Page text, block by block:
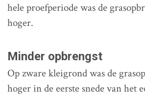
hele proefperiode was de
hoger.
Minder opbrengst
Op zware kleigrond was de
hoger in de eerste snede van het